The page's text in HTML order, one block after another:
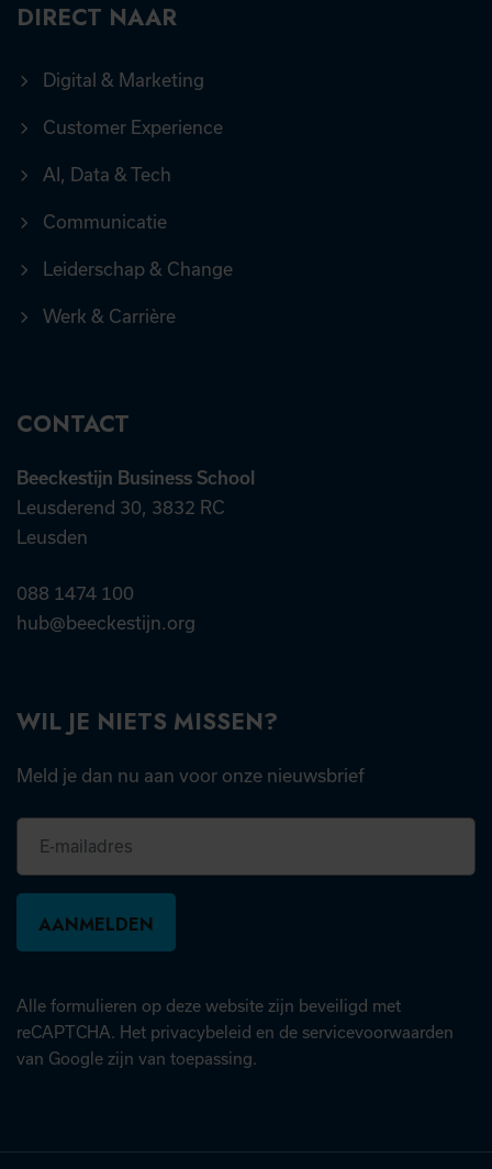
DIRECT NAAR
Digital & Marketing
Customer Experience
AI, Data & Tech
Communicatie
Leiderschap & Change
Werk & Carrière
CONTACT
Beeckestijn Business School
Leusderend 30, 3832 RC
Leusden
088 1474 100
hub@beeckestijn.org
WIL JE NIETS MISSEN?
Meld je dan nu aan voor onze nieuwsbrief
Alle formulieren op deze website zijn beveiligd met
reCAPTCHA. Het privacybeleid (opent in nieuw tabblad)
en de servicevoorwaarden
van Google zijn van toepassing.